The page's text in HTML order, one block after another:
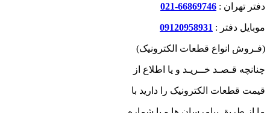
دفتر تهران : 66869746-021
موبایل دفتر : 09120958931
(فـروش انواع قطعات الکترونیک)
چنانچه قـصـد خــریـد و یا اطلاع از
قیمت قطعات الکترونیک را دارید با